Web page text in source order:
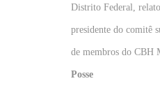
Distrito Federal,
presidente do comitê
de membros do CBH
Posse